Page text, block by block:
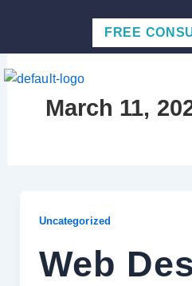
FREE
March 11,
Uncategorized
Web